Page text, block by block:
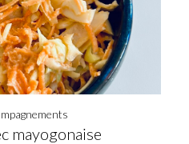
revisité avec mayogonaise